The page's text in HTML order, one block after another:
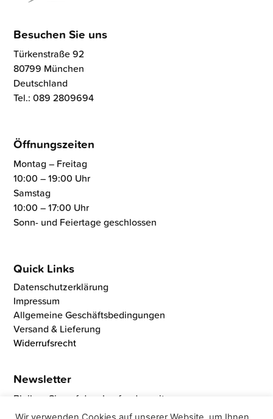
Besuchen Sie uns
Türkenstraße 92
80799 München
Deutschland
Tel.: 089 2809694
Öffnungszeiten
Montag – Freitag
10:00 – 19:00 Uhr
Samstag
10:00 – 17:00 Uhr
Sonn- und Feiertage geschlossen
Quick Links
Datenschutzerklärung
Impressum
Allgemeine Geschäftsbedingungen
Versand & Lieferung
Widerrufsrecht
Newsletter
Bleiben Sie auf dem Laufenden mit unseren neuen
Produkten und exklusiven Deals!